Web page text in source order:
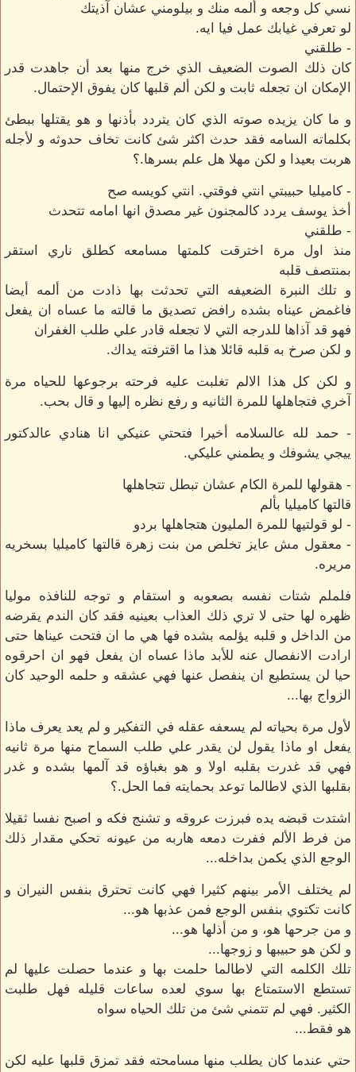
نسي كل وجعه و ألمه منك و بيلومني عشان آذيتك
لو تعرفي غيابك عمل فيا ايه.
- طلقني
كان ذلك الصوت الضعيف الذي خرج منها بعد أن جاهدت قدر
الإمكان ان تجعله ثابت و لكن ألم قلبها كان يفوق الإحتمال.
و ما كان يزيده صوته الذي كان يتردد بأذنها و هو يقتلها ببطئ
بكلماته السامه فقد حدث اكثر شئ كانت تخاف حدوثه و لأجله
هربت بعيدا و لكن مهلا هل علم بسرها.؟
- كاميليا حبيبتي انتي فوقتي. انتي كويسه صح
أخذ يوسف يردد كالمجنون غير مصدق انها امامه تتحدث
- طلقني
منذ اول مرة اخترقت كلمتها مسامعه كطلق ناري استقر
بمنتصف قلبه
و تلك النبرة الضعيفه التي تحدثت بها ذادت من ألمه أيضا
فاغمض عيناه بشده رافض تصديق ما قالته ما عساه ان يفعل
فهو قد آذاها للدرجه التي لا تجعله قادر علي طلب الغفران
و لكن صرخ به قلبه قائلا هذا ما اقترفته يداك.
و لكن كل هذا الالم تغلبت عليه فرحته برجوعها للحياه مرة
آخري فتجاهلها للمرة الثانيه و رفع نظره إليها و قال بحب.
- حمد لله عالسلامه أخيرا فتحتي عنيكي انا هنادي عالدكتور
ييجي يشوفك و يطمني عليكي.
- هقولها للمرة الكام عشان تبطل تتجاهلها
قالتها كاميليا بألم
- لو قولتيها للمرة المليون هتجاهلها بردو
- معقول مش عايز تخلص من بنت زهرة قالتها كاميليا بسخريه
مريره.
فلملم شتات نفسه بصعوبه و استقام و توجه للنافذه موليا
ظهره لها حتى لا تري ذلك العذاب بعينيه فقد كان الندم يقرضه
من الداخل و قلبه يؤلمه بشده فها هي ما ان فتحت عيناها حتى
ارادت الانفصال عنه للأبد ماذا عساه ان يفعل فهو ان احرقوه
حيا لن يستطيع ان ينفصل عنها فهي عشقه و حلمه الوحيد كان
الزواج بها...
لأول مرة بحياته لم يسعفه عقله في التفكير و لم يعد يعرف ماذا
يفعل او ماذا يقول لن يقدر علي طلب السماح منها مرة ثانيه
فهي قد غدرت بقلبه اولا و هو بغباؤه قد آلمها بشده و غدر
بقلبها الذي لاطالما توعد بحمايته فما الحل.؟
اشتدت قبضه يده فبرزت عروقه و تشنج فكه و اصبح نفسا ثقيلا
من فرط الألم ففرت دمعه هاربه من عيونه تحكي مقدار ذلك
الوجع الذي يكمن بداخله...
لم يختلف الأمر بينهم كثيرا فهي كانت تحترق بنفس النيران و
كانت تكتوي بنفس الوجع فمن عذبها هو...
و من جرحها هو، و من أذلها هو...
و لكن هو حبيبها و زوجها...
تلك الكلمه التي لاطالما حلمت بها و عندما حصلت عليها لم
تستطع الاستمتاع بها سوي لعده ساعات قليله فهل طلبت
الكثير. فهي لم تتمني شئ من تلك الحياه سواه
هو فقط...
حتي عندما كان يطلب منها مسامحته فقد تمزق قلبها عليه لكن